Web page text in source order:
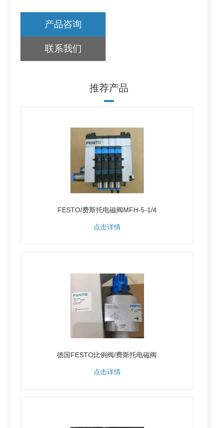
产品咨询
联系我们
推荐产品
FESTO/费斯托电磁阀MFH-5-1/4
点击详情
德国FESTO比例阀/费斯托电磁阀
点击详情